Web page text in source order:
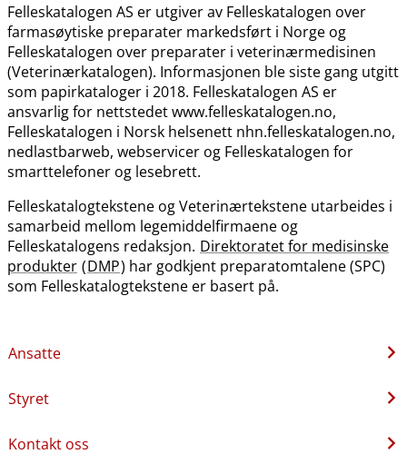
Felleskatalogen AS er utgiver av Felleskatalogen over
farmasøytiske preparater markedsført i Norge og
Felleskatalogen over preparater i veterinærmedisinen
(Veterinærkatalogen). Informasjonen ble siste gang utgitt
som papirkataloger i 2018. Felleskatalogen AS er
ansvarlig for nettstedet www.felleskatalogen.no,
Felleskatalogen i Norsk helsenett nhn.felleskatalogen.no,
nedlastbarweb, webservicer og Felleskatalogen for
smarttelefoner og lesebrett.
Felleskatalogtekstene og Veterinærtekstene utarbeides i
samarbeid mellom legemiddelfirmaene og
Felleskatalogens redaksjon. Direktoratet for medisinske
produkter (DMP) har godkjent preparatomtalene (SPC)
som Felleskatalogtekstene er basert på.
Ansatte
Styret
Kontakt oss